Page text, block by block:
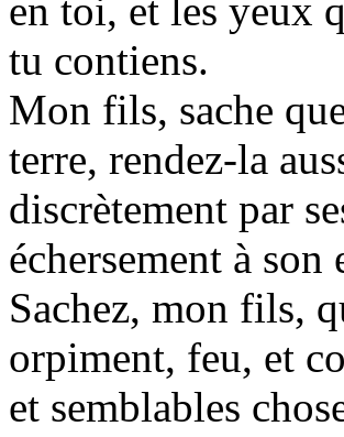
en toi, et les yeux
tu contiens.
Mon fils, sache
terre, rendez-la
discrètement par
échersement à
Sachez, mon fils,
orpiment, feu, et
et semblables